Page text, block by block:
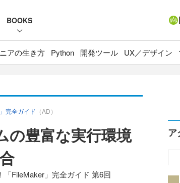
BOOKS
アの生き方 Python 開発ツール UX／デザイン
完全ガイド （AD）
の豊富な実行環境
FileMaker」完全ガイド 第6回
ア